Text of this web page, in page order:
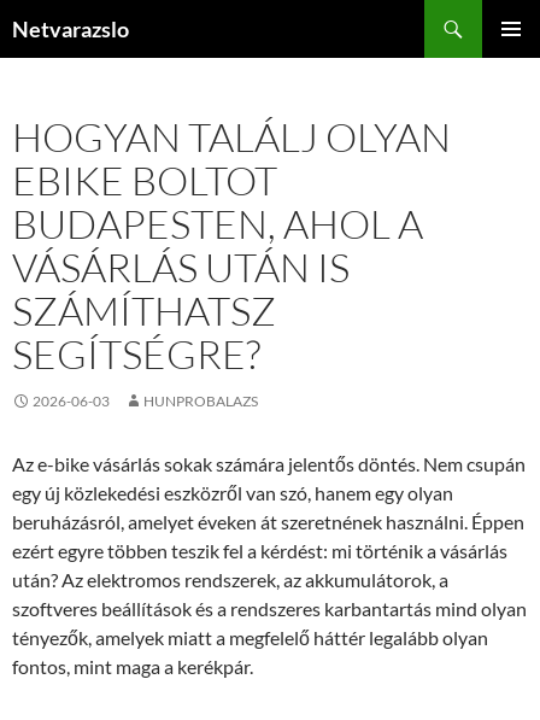
Netvarazslo
HOGYAN TALÁLJ OLYAN
EBIKE BOLTOT
BUDAPESTEN, AHOL A
VÁSÁRLÁS UTÁN IS
SZÁMÍTHATSZ
SEGÍTSÉGRE?
2026-06-03 HUNPROBALAZS
Az e-bike vásárlás sokak számára jelentős döntés. Nem csupán
egy új közlekedési eszközről van szó, hanem egy olyan
beruházásról, amelyet éveken át szeretnének használni. Éppen
ezért egyre többen teszik fel a kérdést: mi történik a vásárlás
után? Az elektromos rendszerek, az akkumulátorok, a
szoftveres beállítások és a rendszeres karbantartás mind olyan
tényezők, amelyek miatt a megfelelő háttér legalább olyan
fontos, mint maga a kerékpár.